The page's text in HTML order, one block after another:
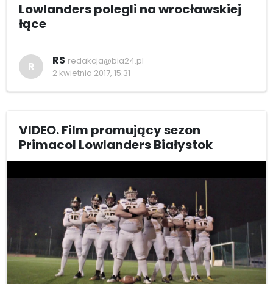
Lowlanders polegli na wrocławskiej
łące
R RS redakcja@bia24.pl
2 kwietnia 2017, 15:31
VIDEO. Film promujący sezon
Primacol Lowlanders Białystok